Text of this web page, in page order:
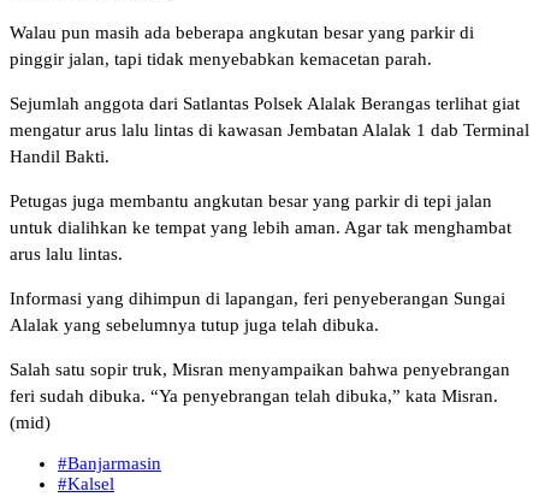
Walau pun masih ada beberapa angkutan besar yang parkir di
pinggir jalan, tapi tidak menyebabkan kemacetan parah.
Sejumlah anggota dari Satlantas Polsek Alalak Berangas terlihat giat
mengatur arus lalu lintas di kawasan Jembatan Alalak 1 dab Terminal
Handil Bakti.
Petugas juga membantu angkutan besar yang parkir di tepi jalan
untuk dialihkan ke tempat yang lebih aman. Agar tak menghambat
arus lalu lintas.
Informasi yang dihimpun di lapangan, feri penyeberangan Sungai
Alalak yang sebelumnya tutup juga telah dibuka.
Salah satu sopir truk, Misran menyampaikan bahwa penyebrangan
feri sudah dibuka. “Ya penyebrangan telah dibuka,” kata Misran.
(mid)
#Banjarmasin
#Kalsel